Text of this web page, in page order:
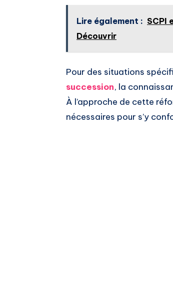
Lire également : SCPI
Découvrir
Pour des situations
succession, la
À l’approche de cette
nécessaires pour s’y